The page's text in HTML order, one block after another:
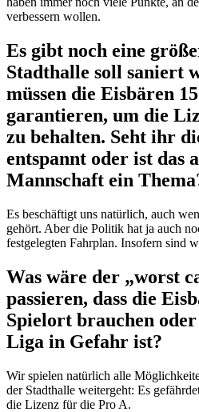
verbessern wollen.
Es gibt noch eine
Stadthalle soll saniert
müssen die Eisbären
garantieren, um die
zu behalten. Seht ihr
entspannt oder ist das
Mannschaft ein
Es beschäftigt uns natürlich, auch
gehört. Aber die Politik hat ja auch
festgelegten Fahrplan. Insofern sind
Was wäre der „worst
passieren, dass die
Spielort brauchen
Liga in Gefahr ist?
Wir spielen natürlich alle
der Stadthalle weitergeht: Es
die Lizenz für die Pro A.